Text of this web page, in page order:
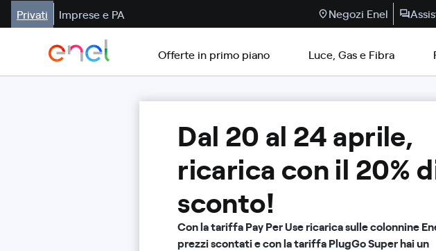
Privati Imprese e PA Negozi Enel
Offerte in primo piano Luce, Gas e Fibra
Dal 20 al 24 aprile,
ricarica con il 20%
sconto!
Con la tariffa Pay Per Use ricarica sulle colonnine
prezzi scontati e con la tariffa PlugGo Super hai un